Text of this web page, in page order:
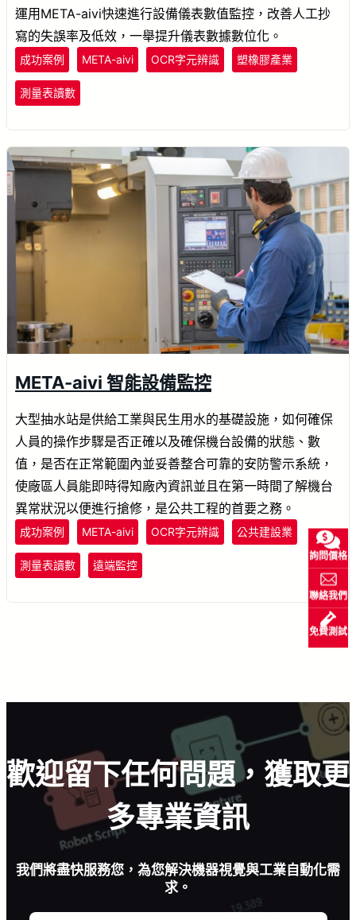
運用META-aivi快速進行設備儀表數值監控，改善人工抄
寫的失誤率及低效，一舉提升儀表數據數位化。
成功案例 META-aivi OCR字元辨識 塑橡膠產業
測量表讀數
META-aivi 智能設備監控
大型抽水站是供給工業與民生用水的基礎設施，如何確保
人員的操作步驟是否正確以及確保機台設備的狀態、數
值，是否在正常範圍內並妥善整合可靠的安防警示系統，
使廠區人員能即時得知廠內資訊並且在第一時間了解機台
異常狀況以便進行搶修，是公共工程的首要之務。
成功案例 META-aivi OCR字元辨識 公共建設業
測量表讀數 遠端監控
詢問價格
聯絡我們
免費測試
歡迎留下任何問題，獲取更
多專業資訊
我們將盡快服務您，為您解決機器視覺與工業自動化需
求。